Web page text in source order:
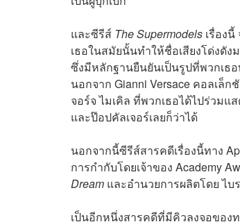
และซีรีส์ The Supermodels เรื่องนี้
เธอในสมัยนั้นทำให้ชื่อเสียงโด่งดั
ซึ่งมีหลักฐานยืนยันเป็นรูปที่พวกเธอ
นอกจาก Gianni Versace คอลเล็
จอร์จ ไมเคิล ที่พวกเธอได้ไปร่วมแ
และป๊อปคัลเจอร์เลยก็ว่าได้
นอกจากนี้ซีรีส์สารคดีเรื่องนี้ทาง
การกำกับโดยเจ้าของ Academy
Dream และอำนวยการผลิตโดยไบ
เป็นอีกหนึ่งสารคดีที่มีคิวลงจอของ